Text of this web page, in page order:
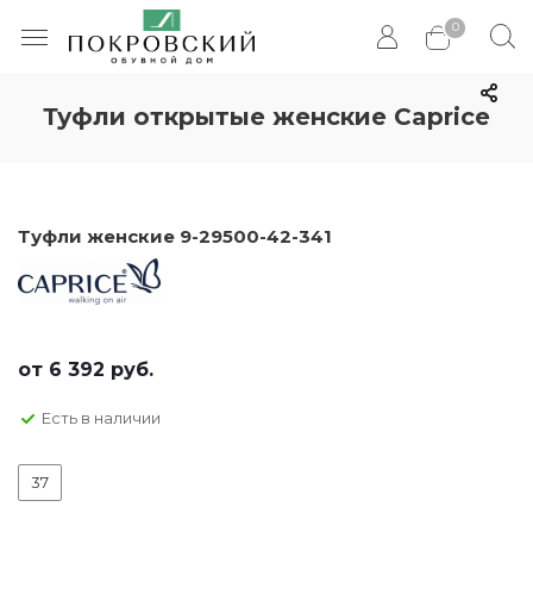
0
Туфли открытые женские Caprice
Туфли женские 9-29500-42-341
от 6 392 руб.
Есть в наличии
37